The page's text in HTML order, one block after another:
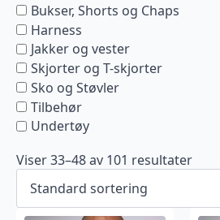
Bukser, Shorts og Chaps
Harness
Jakker og vester
Skjorter og T-skjorter
Sko og Støvler
Tilbehør
Undertøy
Viser 33–48 av 101 resultater